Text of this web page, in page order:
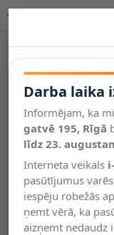
Salīdzināt
Vēlmju
saraksts
Darba laika
Informējam, ka
gatvē 195, Rīgā
līdz 23.
Interneta veikals
pasūtījumus
iespēju robežās
ņemt vērā, ka
aizņemt nedaudz